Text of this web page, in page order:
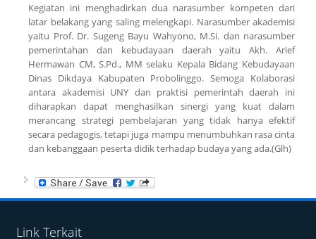
Kegiatan ini menghadirkan dua narasumber kompeten dari
latar belakang yang saling melengkapi. Narasumber akademisi
yaitu Prof. Dr. Sugeng Bayu Wahyono, M.Si. dan narasumber
pemerintahan dan kebudayaan daerah yaitu Akh. Arief
Hermawan CM, S.Pd., MM selaku Kepala Bidang Kebudayaan
Dinas Dikdaya Kabupaten Probolinggo. Semoga Kolaborasi
antara akademisi UNY dan praktisi pemerintah daerah ini
diharapkan dapat menghasilkan sinergi yang kuat dalam
merancang strategi pembelajaran yang tidak hanya efektif
secara pedagogis, tetapi juga mampu menumbuhkan rasa cinta
dan kebanggaan peserta didik terhadap budaya yang ada.(Glh)
Link Terkait